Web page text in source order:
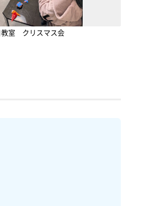
教室 クリスマス会